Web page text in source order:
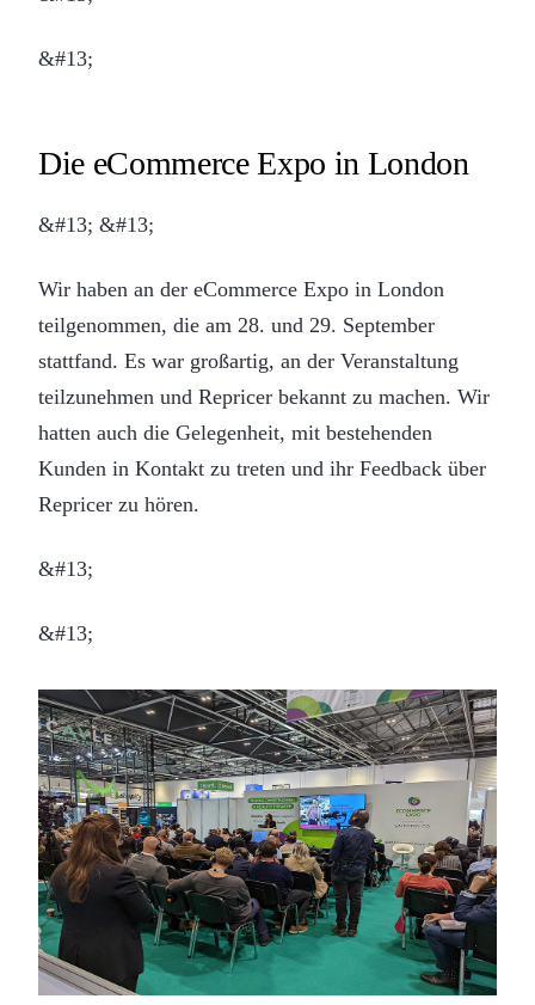
&#13;
Die eCommerce Expo in London
&#13; &#13;
Wir haben an der eCommerce Expo in London
teilgenommen, die am 28. und 29. September
stattfand. Es war großartig, an der Veranstaltung
teilzunehmen und Repricer bekannt zu machen. Wir
hatten auch die Gelegenheit, mit bestehenden
Kunden in Kontakt zu treten und ihr Feedback über
Repricer zu hören.
&#13;
&#13;